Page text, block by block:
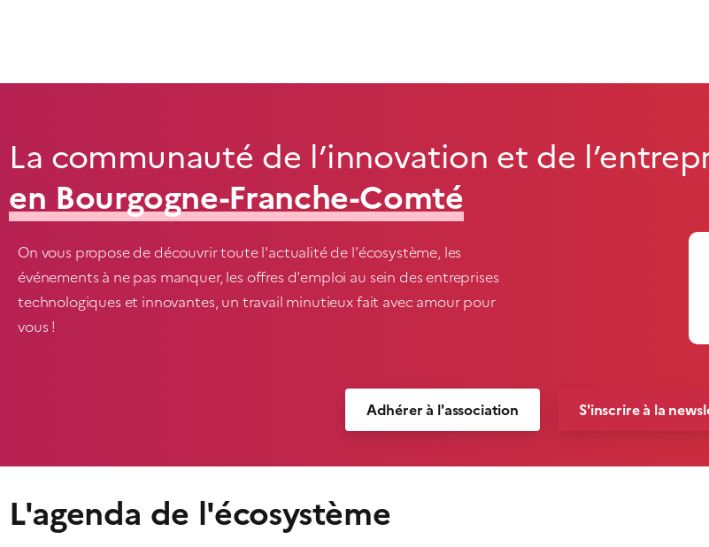
La communauté de l’innovation et de
en Bourgogne-Franche-Comté
On vous propose de découvrir toute l'actualité de l'écosystème, les
événements à ne pas manquer, les offres d'emploi au sein des entreprises
technologiques et innovantes, un travail minutieux fait avec amour pour
vous !
Adhérer à l'association S'inscrire à la
L'agenda de l'écosystème